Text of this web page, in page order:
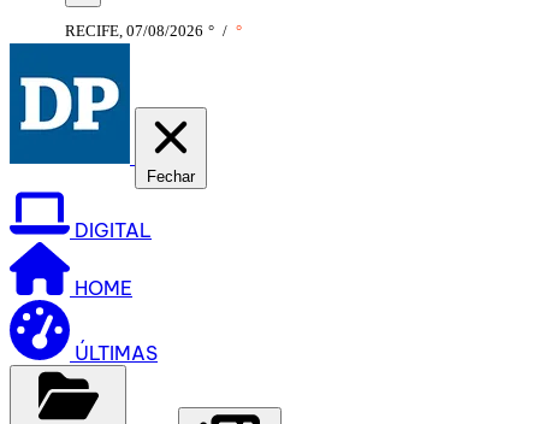
RECIFE, 07/08/2026 ° / °
Fechar
DIGITAL
HOME
ÚLTIMAS